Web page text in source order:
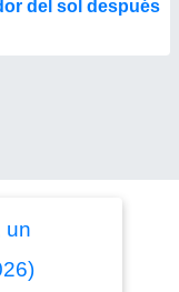
del sol después
un